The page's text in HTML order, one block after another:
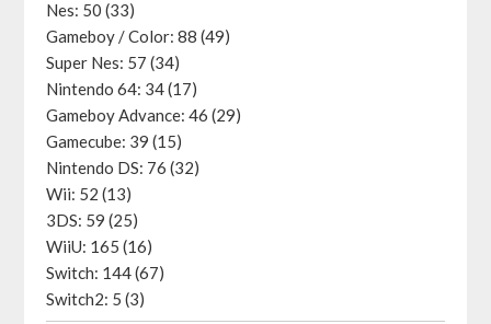
Nes: 50 (33)
Gameboy / Color: 88 (49)
Super Nes: 57 (34)
Nintendo 64: 34 (17)
Gameboy Advance: 46 (29)
Gamecube: 39 (15)
Nintendo DS: 76 (32)
Wii: 52 (13)
3DS: 59 (25)
WiiU: 165 (16)
Switch: 144 (67)
Switch2: 5 (3)